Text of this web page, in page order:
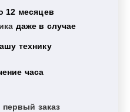
12 месяцев
даже в случае
технику
часа
первый заказ